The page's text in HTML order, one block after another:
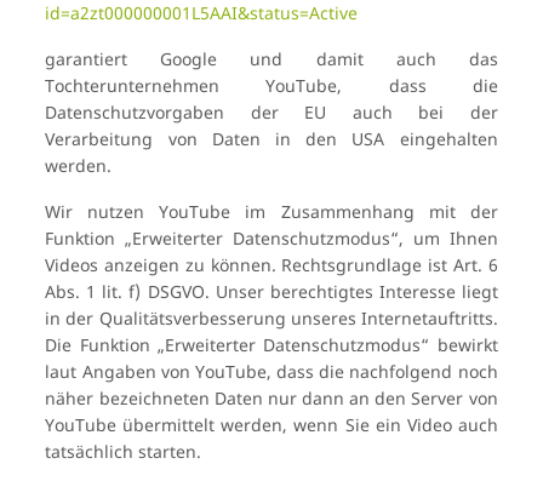
id=a2zt000000001L5AAI&status=Active
garantiert Google und damit auch das
Tochterunternehmen YouTube, dass die
Datenschutzvorgaben der EU auch bei der
Verarbeitung von Daten in den USA eingehalten
werden.
Wir nutzen YouTube im Zusammenhang mit der
Funktion „Erweiterter Datenschutzmodus“, um Ihnen
Videos anzeigen zu können. Rechtsgrundlage ist Art. 6
Abs. 1 lit. f) DSGVO. Unser berechtigtes Interesse liegt
in der Qualitätsverbesserung unseres Internetauftritts.
Die Funktion „Erweiterter Datenschutzmodus“ bewirkt
laut Angaben von YouTube, dass die nachfolgend noch
näher bezeichneten Daten nur dann an den Server von
YouTube übermittelt werden, wenn Sie ein Video auch
tatsächlich starten.